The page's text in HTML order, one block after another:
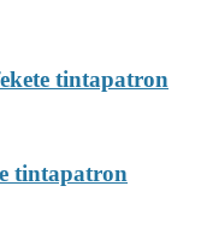
tintapatron
tintapatron